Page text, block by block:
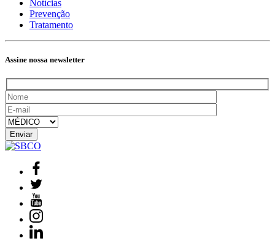
Notícias
Prevenção
Tratamento
Assine nossa newsletter